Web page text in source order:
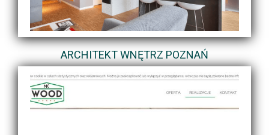
ARCHITEKT WNĘTRZ POZNAŃ